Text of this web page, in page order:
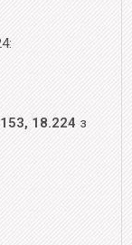
18.224 з